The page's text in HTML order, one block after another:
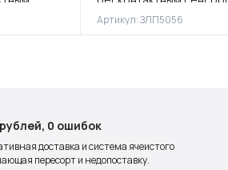
холодной подсветкой
Артикул: ЗЛП5056
0 ошибок
доставка и система ячеистого
пересорт и недопоставку.